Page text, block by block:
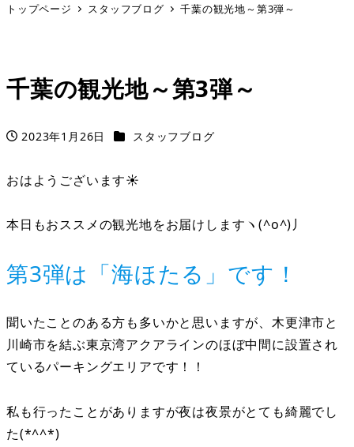
トップページ スタッフブログ 千葉の観光地～第3弾～
千葉の観光地～第3弾～
投稿日
2023年1月26日 カテゴリー
スタッフブログ
おはようございます☀
本日もおススメの観光地をお届けしますヽ(^o^)丿
第3弾は「海ほたる」です！
聞いたことのある方も多いかと思いますが、木更津市と
川崎市を結ぶ東京湾アクアラインのほぼ中間に設置され
ているパーキングエリアです！！
私も行ったことがありますが夜は夜景がとても綺麗でし
た(*^^*)